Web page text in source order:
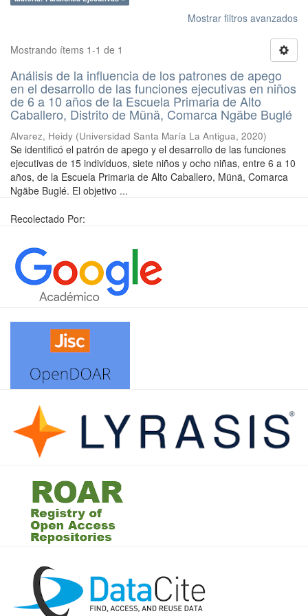
Mostrar filtros avanzados
Mostrando ítems 1-1 de 1
Análisis de la influencia de los patrones de apego
en el desarrollo de las funciones ejecutivas en niños
de 6 a 10 años de la Escuela Primaria de Alto
Caballero, Distrito de Münä, Comarca Ngäbe Buglé
Alvarez, Heidy (Universidad Santa María La Antigua, 2020)
Se identificó el patrón de apego y el desarrollo de las funciones
ejecutivas de 15 individuos, siete niños y ocho niñas, entre 6 a 10
años, de la Escuela Primaria de Alto Caballero, Münä, Comarca
Ngäbe Buglé. El objetivo ...
Recolectado Por: